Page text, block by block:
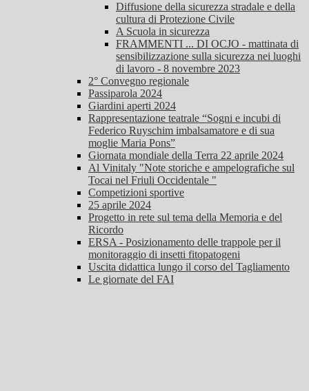
Diffusione della sicurezza stradale e della
cultura di Protezione Civile
A Scuola in sicurezza
FRAMMENTI ... DI OCJO - mattinata di
sensibilizzazione sulla sicurezza nei luoghi
di lavoro - 8 novembre 2023
2° Convegno regionale
Passiparola 2024
Giardini aperti 2024
Rappresentazione teatrale “Sogni e incubi di
Federico Ruyschim imbalsamatore e di sua
moglie Maria Pons”
Giornata mondiale della Terra 22 aprile 2024
Al Vinitaly "Note storiche e ampelografiche sul
Tocai nel Friuli Occidentale "
Competizioni sportive
25 aprile 2024
Progetto in rete sul tema della Memoria e del
Ricordo
ERSA - Posizionamento delle trappole per il
monitoraggio di insetti fitopatogeni
Uscita didattica lungo il corso del Tagliamento
Le giornate del FAI